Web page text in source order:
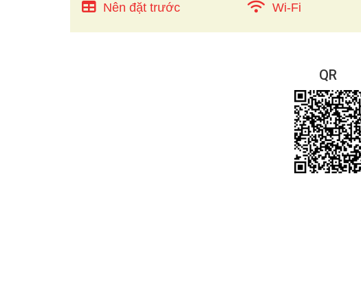
Nên đặt trước Wi-Fi
QR